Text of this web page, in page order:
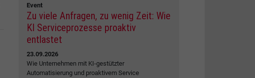
Event
Zu viele Anfragen, zu wenig Zeit: Wie
KI Serviceprozesse proaktiv
entlastet
23.09.2026
Wie Unternehmen mit KI-gestützter
Automatisierung und proaktivem Service